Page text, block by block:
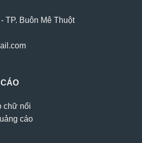
TP. Buôn Mê Thuột
chữ nổi
cáo